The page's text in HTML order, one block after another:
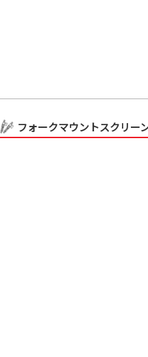
フォークマウントスクリー